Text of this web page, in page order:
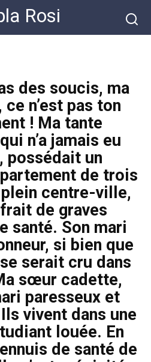
Rosi
des soucis, ma
n’est pas ton
! Ma tante
n’a jamais eu
possédait un
de trois
centre-ville,
de graves
santé. Son mari
si bien que
serait cru dans
sœur cadette,
paresseux et
vivent dans une
louée. En
de santé de